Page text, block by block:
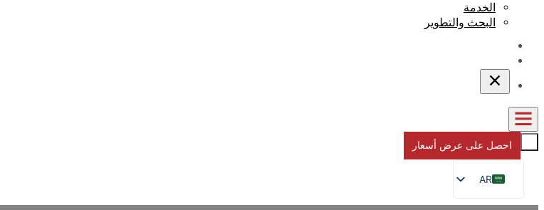
الخدمة
البحث والتطوير
احصل على عرض أسعار
AR
EN